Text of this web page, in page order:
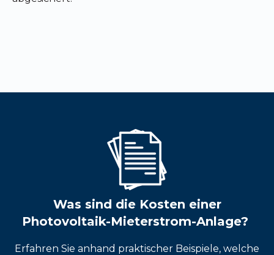
Was sind die Kosten einer
Photovoltaik-Mieterstrom-Anlage?
Erfahren Sie anhand praktischer Beispiele, welche